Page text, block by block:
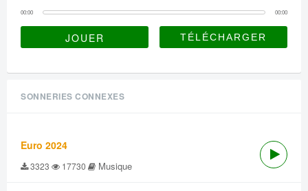
00:00 00:00
JOUER
SONNERIES CONNEXES
Euro 2024
3323 17730 Musique